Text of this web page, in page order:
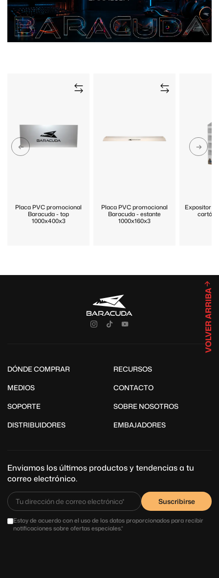
Placa PVC promocional
Baracuda - top
1000x400x3
Placa PVC promocional
Baracuda - estante
1000x160x3
Expositor
cartón
DÓNDE COMPRAR
RECURSOS
MEDIOS
CONTACTO
SOPORTE
SOBRE NOSOTROS
DISTRIBUIDORES
EMBAJADORES
Enviamos los últimos productos y tendencias a tu
correo electrónico.
Suscribirse
Estoy de acuerdo con el uso de los datos proporcionados para recibir
notificaciones sobre ofertas especiales.*
VOLVER ARRIBA